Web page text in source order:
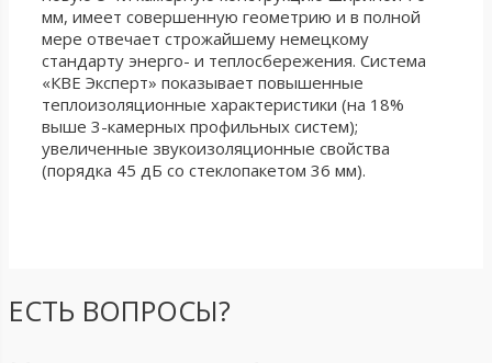
мм, имеет совершенную геометрию и в полной
мере отвечает строжайшему немецкому
стандарту энерго- и теплосбережения. Система
«КВЕ Эксперт» показывает повышенные
теплоизоляционные характеристики (на 18%
выше 3-камерных профильных систем);
увеличенные звукоизоляционные свойства
(порядка 45 дБ со стеклопакетом 36 мм).
ЕСТЬ ВОПРОСЫ?